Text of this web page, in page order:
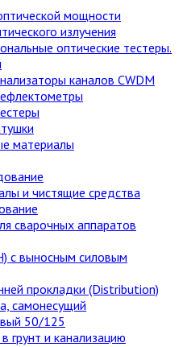
мощности
излучения
оптические тестеры.
каналов CWDM
материалы
и чистящие средства
сварочных аппаратов
с выносным силовым
прокладки (Distribution)
самонесущий
50/125
грунт и канализацию